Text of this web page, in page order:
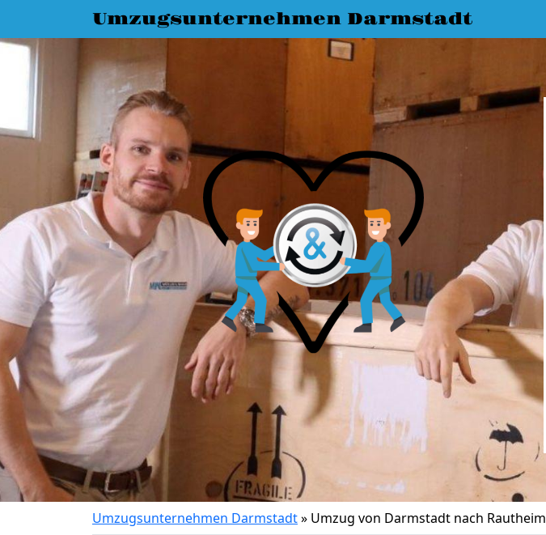
Umzugsunternehmen Darmstadt
Umzugsunternehmen Darmstadt» Umzug von Darmstadt nach Rautheim